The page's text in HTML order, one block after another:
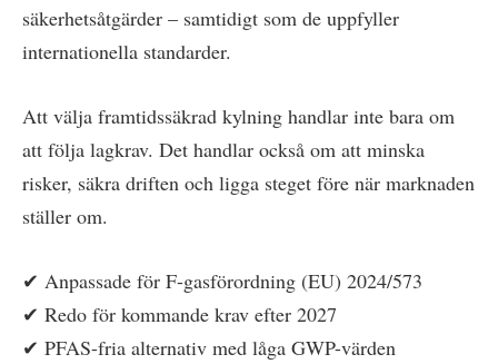
säkerhetsåtgärder – samtidigt som de uppfyller
internationella standarder.
Att välja framtidssäkrad kylning handlar inte bara om
att följa lagkrav. Det handlar också om att minska
risker, säkra driften och ligga steget före när marknaden
ställer om.
✔ Anpassade för F-gasförordning (EU) 2024/573
✔ Redo för kommande krav efter 2027
✔ PFAS-fria alternativ med låga GWP-värden